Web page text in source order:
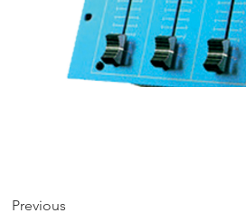
Previous